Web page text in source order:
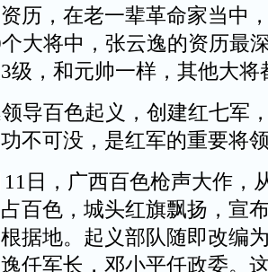
历，在老一辈革命家当中
大将中，张云逸的资历最
级，和元帅一样，其他大将
导百色起义，创建红七军
不可没，是红军的重要将
日，广西百色枪声大作，
百色，城头红旗飘扬，宣
据地。起义部队随即改编
任军长，邓小平任政委。